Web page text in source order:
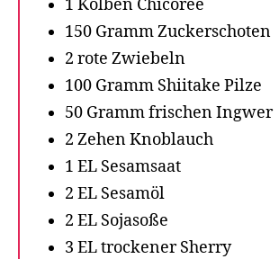
1 Kolben Chicorée
150 Gramm Zuckerschoten
2 rote Zwiebeln
100 Gramm Shiitake Pilze
50 Gramm frischen Ingwer
2 Zehen Knoblauch
1 EL Sesamsaat
2 EL Sesamöl
2 EL Sojasoße
3 EL trockener Sherry